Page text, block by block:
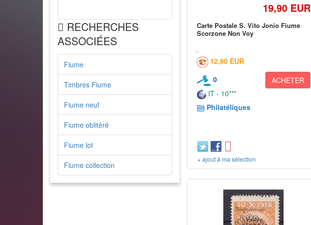
RECHERCHES
ASSOCIÉES
Fiume
Timbres Fiume
Fiume neuf
Fiume oblitéré
Fiume lot
Fiume collection
19,90 EUR
Carte Postale S. Vito Jonio Fiume
Scorzone Non Voy
12,90 EUR
0
ACHETER
IT - 10***
Philatéliques
+ ajout à ma sélection